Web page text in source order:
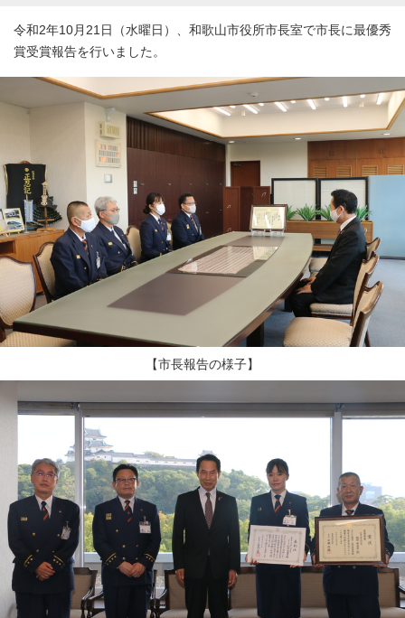
令和2年10月21日（水曜日）、和歌山市役所市長室で市長に最優秀
賞受賞報告を行いました。
【市長報告の様子】